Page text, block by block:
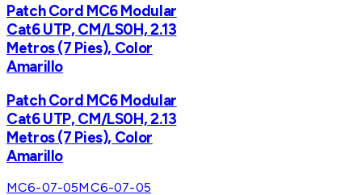
Patch Cord MC6 Modular
Cat6 UTP, CM/LS0H, 2.13
Metros (7 Pies), Color
Amarillo
Patch Cord MC6 Modular
Cat6 UTP, CM/LS0H, 2.13
Metros (7 Pies), Color
Amarillo
MC6-07-05MC6-07-05